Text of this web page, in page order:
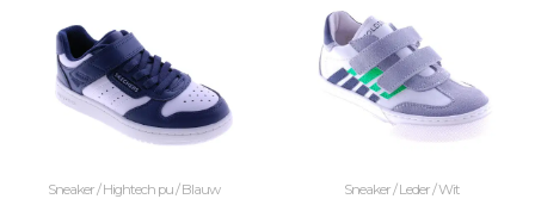
Sneaker / Hightech pu / Blauw
Sneaker / Leder / Wit